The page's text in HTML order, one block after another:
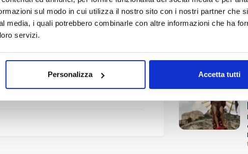
sul modo in cui utilizza il nostro sito con i nostri partner che
media, i quali potrebbero combinarle con altre informazioni che ha
servizi.
Personalizza Accetta tutti
arabe) e dolci tipici siciliani.
sabbiose e un mare limpido. Nelle
naturale protetta famosa per le
kitesurf o semplicemente
enogastronomia e natura
con facili collegamenti versoTrapani,